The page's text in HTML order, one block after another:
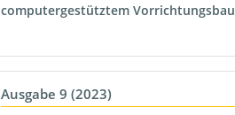
computergestütztem Vorrichtungsbau
Ausgabe 9 (2023)